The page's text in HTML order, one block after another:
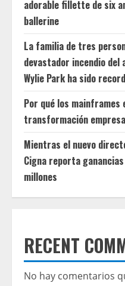
adorable fillette de six
ballerine
La familia de tres
devastador incendio del
Wylie Park ha sido
Por qué los
transformación
Mientras el nuevo
Cigna reporta
millones
RECENT
No hay comentarios